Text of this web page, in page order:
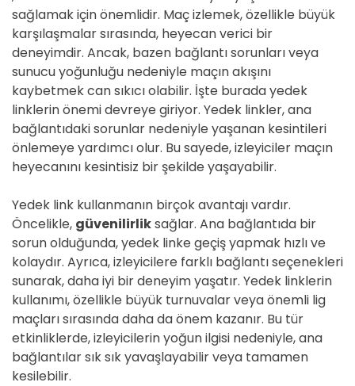
sağlamak için önemlidir. Maç izlemek, özellikle büyük
karşılaşmalar sırasında, heyecan verici bir
deneyimdir. Ancak, bazen bağlantı sorunları veya
sunucu yoğunluğu nedeniyle maçın akışını
kaybetmek can sıkıcı olabilir. İşte burada yedek
linklerin önemi devreye giriyor. Yedek linkler, ana
bağlantıdaki sorunlar nedeniyle yaşanan kesintileri
önlemeye yardımcı olur. Bu sayede, izleyiciler maçın
heyecanını kesintisiz bir şekilde yaşayabilir.
Yedek link kullanmanın birçok avantajı vardır.
Öncelikle, güvenilirliksağlar. Ana bağlantıda bir
sorun olduğunda, yedek linke geçiş yapmak hızlı ve
kolaydır. Ayrıca, izleyicilere farklı bağlantı seçenekleri
sunarak, daha iyi bir deneyim yaşatır. Yedek linklerin
kullanımı, özellikle büyük turnuvalar veya önemli lig
maçları sırasında daha da önem kazanır. Bu tür
etkinliklerde, izleyicilerin yoğun ilgisi nedeniyle, ana
bağlantılar sık sık yavaşlayabilir veya tamamen
kesilebilir.